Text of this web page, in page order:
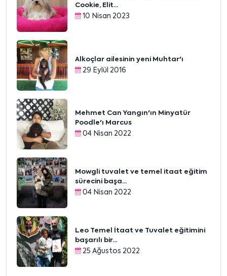
Cookie, Elit...
10 Nisan 2023
Alkoçlar ailesinin yeni Muhtar'ı
29 Eylül 2016
Mehmet Can Yangın'ın Minyatür
Poodle'ı Marcus
04 Nisan 2022
Mowgli tuvalet ve temel itaat eğitim
sürecini başa...
04 Nisan 2022
Leo Temel İtaat ve Tuvalet eğitimini
başarılı bir...
25 Ağustos 2022